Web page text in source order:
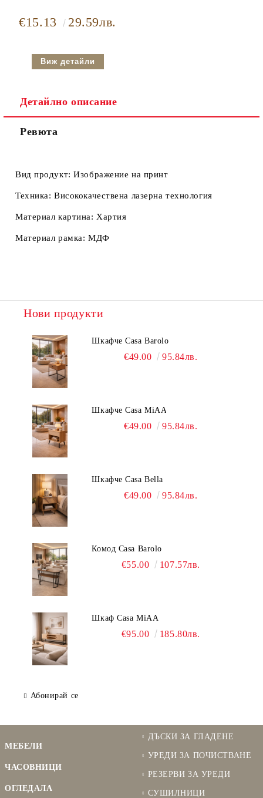
€15.13 29.59лв.
Виж детайли
Детайлно описание
Ревюта
Вид продукт:Изображение на принт
Техника: Висококачествена лазерна технология
Материал картина: Хартия
Материал рамка: МДФ
Нови продукти
Шкафче Casa Barolo
€49.00 95.84лв.
Шкафче Casa MiAA
€49.00 95.84лв.
Шкафче Casa Bella
€49.00 95.84лв.
Комод Casa Barolo
€55.00 107.57лв.
Шкаф Casa MiAA
€95.00 185.80лв.
Абонирай се
МЕБЕЛИ
ЧАСОВНИЦИ
ОГЛЕДАЛА
ДЪСКИ ЗА ГЛАДЕНЕ
УРЕДИ ЗА ПОЧИСТВАНЕ
РЕЗЕРВИ ЗА УРЕДИ
СУШИЛНИЦИ